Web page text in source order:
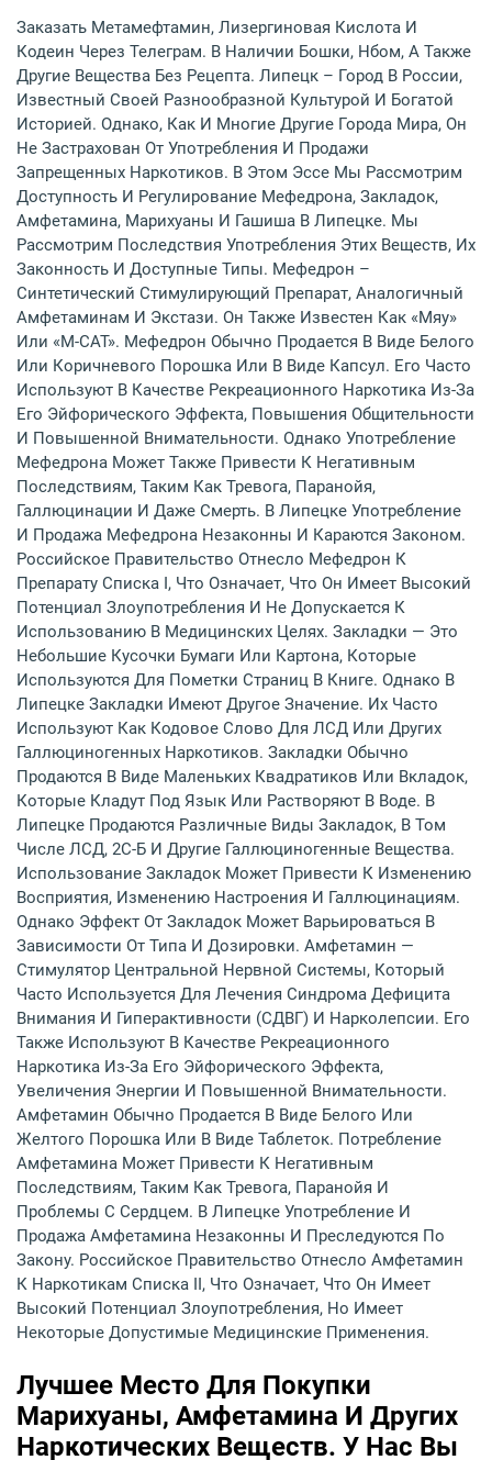
Заказать Метамефтамин, Лизергиновая Кислота И
Кодеин Через Телеграм. В Наличии Бошки, Нбом, А Также
Другие Вещества Без Рецепта. Липецк – Город В России,
Известный Своей Разнообразной Культурой И Богатой
Историей. Однако, Как И Многие Другие Города Мира, Он
Не Застрахован От Употребления И Продажи
Запрещенных Наркотиков. В Этом Эссе Мы Рассмотрим
Доступность И Регулирование Мефедрона, Закладок,
Амфетамина, Марихуаны И Гашиша В Липецке. Мы
Рассмотрим Последствия Употребления Этих Веществ, Их
Законность И Доступные Типы. Мефедрон –
Синтетический Стимулирующий Препарат, Аналогичный
Амфетаминам И Экстази. Он Также Известен Как «мяу»
Или «M-CAT». Мефедрон Обычно Продается В Виде Белого
Или Коричневого Порошка Или В Виде Капсул. Его Часто
Используют В Качестве Рекреационного Наркотика Из-За
Его Эйфорического Эффекта, Повышения Общительности
И Повышенной Внимательности. Однако Употребление
Мефедрона Может Также Привести К Негативным
Последствиям, Таким Как Тревога, Паранойя,
Галлюцинации И Даже Смерть. В Липецке Употребление
И Продажа Мефедрона Незаконны И Караются Законом.
Российское Правительство Отнесло Мефедрон К
Препарату Списка I, Что Означает, Что Он Имеет Высокий
Потенциал Злоупотребления И Не Допускается К
Использованию В Медицинских Целях. Закладки — Это
Небольшие Кусочки Бумаги Или Картона, Которые
Используются Для Пометки Страниц В Книге. Однако В
Липецке Закладки Имеют Другое Значение. Их Часто
Используют Как Кодовое Слово Для ЛСД Или Других
Галлюциногенных Наркотиков. Закладки Обычно
Продаются В Виде Маленьких Квадратиков Или Вкладок,
Которые Кладут Под Язык Или Растворяют В Воде. В
Липецке Продаются Различные Виды Закладок, В Том
Числе ЛСД, 2С-Б И Другие Галлюциногенные Вещества.
Использование Закладок Может Привести К Изменению
Восприятия, Изменению Настроения И Галлюцинациям.
Однако Эффект От Закладок Может Варьироваться В
Зависимости От Типа И Дозировки. Амфетамин —
Стимулятор Центральной Нервной Системы, Который
Часто Используется Для Лечения Синдрома Дефицита
Внимания И Гиперактивности (СДВГ) И Нарколепсии. Его
Также Используют В Качестве Рекреационного
Наркотика Из-За Его Эйфорического Эффекта,
Увеличения Энергии И Повышенной Внимательности.
Амфетамин Обычно Продается В Виде Белого Или
Желтого Порошка Или В Виде Таблеток. Потребление
Амфетамина Может Привести К Негативным
Последствиям, Таким Как Тревога, Паранойя И
Проблемы С Сердцем. В Липецке Употребление И
Продажа Амфетамина Незаконны И Преследуются По
Закону. Российское Правительство Отнесло Амфетамин
К Наркотикам Списка II, Что Означает, Что Он Имеет
Высокий Потенциал Злоупотребления, Но Имеет
Некоторые Допустимые Медицинские Применения.
Лучшее Место Для Покупки
Марихуаны, Амфетамина И Других
Наркотических Веществ. У Нас Вы